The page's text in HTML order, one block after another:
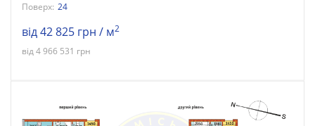
Поверх: 24
від 42 825 грн / м2
від 4 966 531 грн